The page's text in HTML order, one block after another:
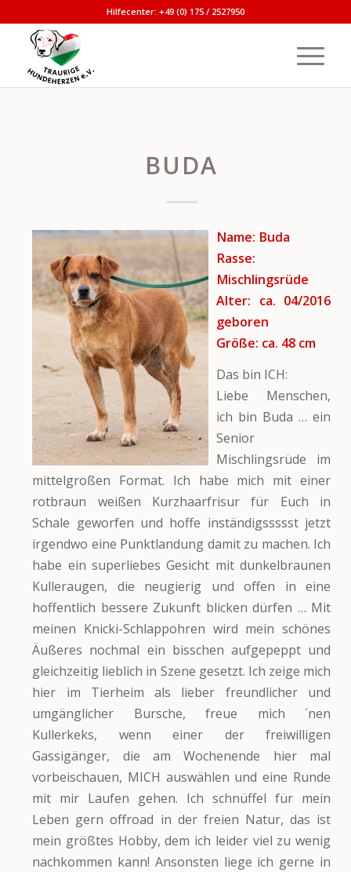
Hilfecenter: +49 (0) 175 / 2527950
BUDA
Name: Buda
Rasse:
Mischlingsrüde
Alter: ca. 04/2016
geboren
Größe: ca. 48 cm
Das bin ICH:
Liebe Menschen,
ich bin Buda … ein
Senior
Mischlingsrüde im
mittelgroßen Format. Ich habe mich mit einer
rotbraun weißen Kurzhaarfrisur für Euch in
Schale geworfen und hoffe inständigssssst jetzt
irgendwo eine Punktlandung damit zu machen. Ich
habe ein superliebes Gesicht mit dunkelbraunen
Kulleraugen, die neugierig und offen in eine
hoffentlich bessere Zukunft blicken dürfen … Mit
meinen Knicki-Schlappohren wird mein schönes
Äußeres nochmal ein bisschen aufgepeppt und
gleichzeitig lieblich in Szene gesetzt. Ich zeige mich
hier im Tierheim als lieber freundlicher und
umgänglicher Bursche, freue mich ´nen
Kullerkeks, wenn einer der freiwilligen
Gassigänger, die am Wochenende hier mal
vorbeischauen, MICH auswählen und eine Runde
mit mir Laufen gehen. Ich schnüffel für mein
Leben gern offroad in der freien Natur, das ist
mein größtes Hobby, dem ich leider viel zu wenig
nachkommen kann! Ansonsten liege ich gerne in